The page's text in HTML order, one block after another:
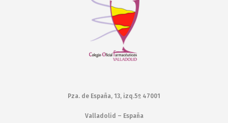
Pza. de España, 13, izq.5º 47001
Valladolid – España